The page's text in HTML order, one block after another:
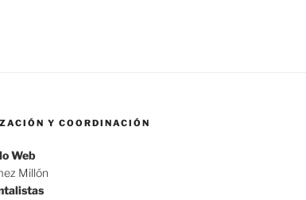
Y COORDINACIÓN
Web
Millón